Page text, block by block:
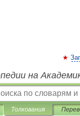
на
Толкования